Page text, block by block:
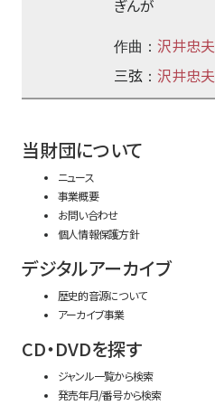
ぎんが
作曲： 沢井忠夫
三弦 ： 沢井忠夫
当財団について
ニュース
事業概要
お問い合わせ
個人情報保護方針
デジタルアーカイブ
歴史的音源について
アーカイブ事業
CD・DVDを探す
ジャンル一覧から検索
発売年月/番号から検索